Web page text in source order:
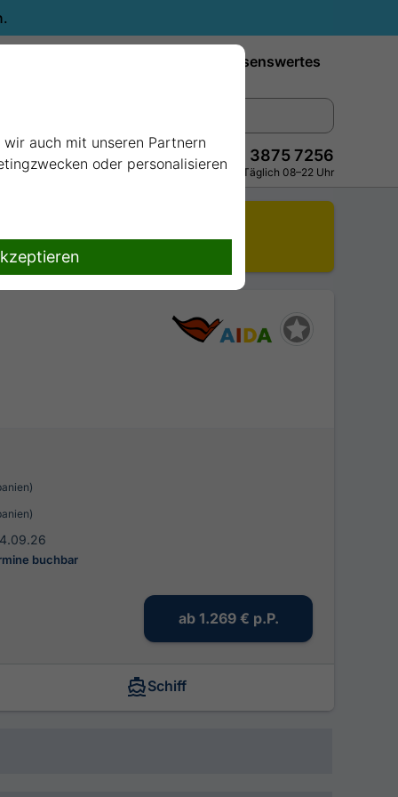
Wissenswertes
+49 228 3875 7256
Persönlich · Kostenlos · Täglich 08–22 Uhr
buchbar
ab 1.269 € p.P.
Schiff
auch mit unseren Partnern
oder personalisieren